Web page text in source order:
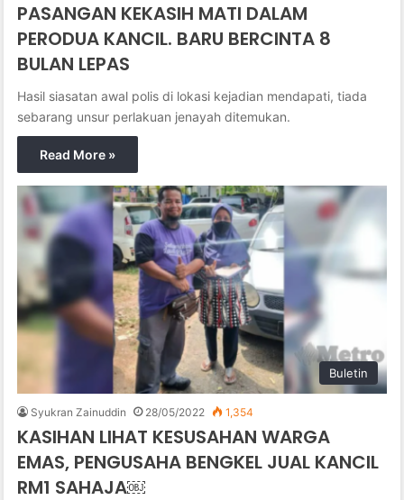
PASANGAN KEKASIH MATI DALAM
PERODUA KANCIL. BARU BERCINTA 8
BULAN LEPAS
Hasil siasatan awal polis di lokasi kejadian mendapati, tiada
sebarang unsur perlakuan jenayah ditemukan.
Read More »
Buletin
Syukran Zainuddin 28/05/2022 1,354
KASIHAN LIHAT KESUSAHAN WARGA
EMAS, PENGUSAHA BENGKEL JUAL KANCIL
RM1 SAHAJA￼